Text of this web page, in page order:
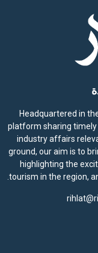
Headquartered in
platform sharing timely
industry affairs
ground, our aim is to
highlighting the
tourism in the region,